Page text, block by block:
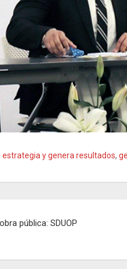
estrategia y genera resultados,
pública: SDUOP